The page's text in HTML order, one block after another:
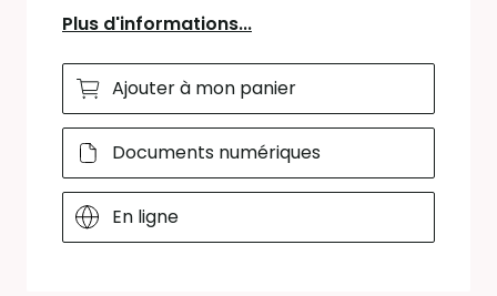
Plus d'informations...
Ajouter à mon panier
Documents numériques
En ligne